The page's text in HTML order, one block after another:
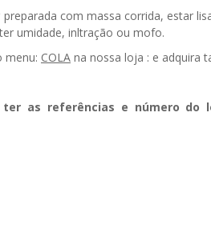
com massa corrida, estar
umidade, infiltração ou mofo.
menu: COLA na nossa loja : e adquira
as referências e número do